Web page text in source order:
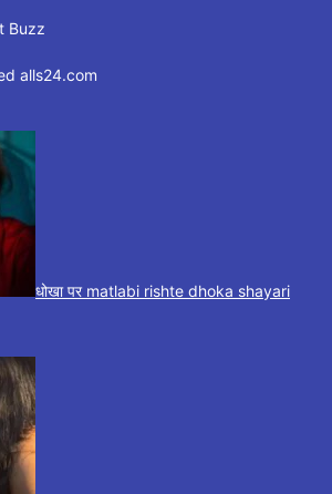
Buzz
alls24.com
धोखा पर matlabi rishte dhoka shayari